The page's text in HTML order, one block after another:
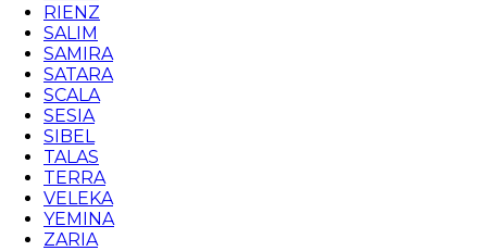
RIENZ
SALIM
SAMIRA
SATARA
SCALA
SESIA
SIBEL
TALAS
TERRA
VELEKA
YEMINA
ZARIA